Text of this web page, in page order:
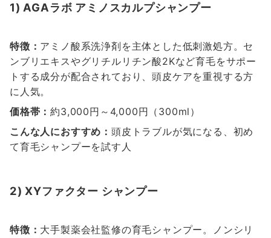
1) AGAラボ アミノスカルプシャンプー
特徴： アミノ酸系洗浄剤を主体とした低刺激処方。セ
ンブリエキスやグリチルリチン酸2Kなど育毛をサポー
トする成分が配合されており、頭皮ケアを重視する方
に人気。
価格帯：約3,000円～4,000円（300ml）
こんな人におすすめ： 頭皮トラブルが気になる、初め
て育毛シャンプーを試す人
2) XYファクター シャンプー
特徴： 大手製薬会社監修の育毛シャンプー。ノンシリ